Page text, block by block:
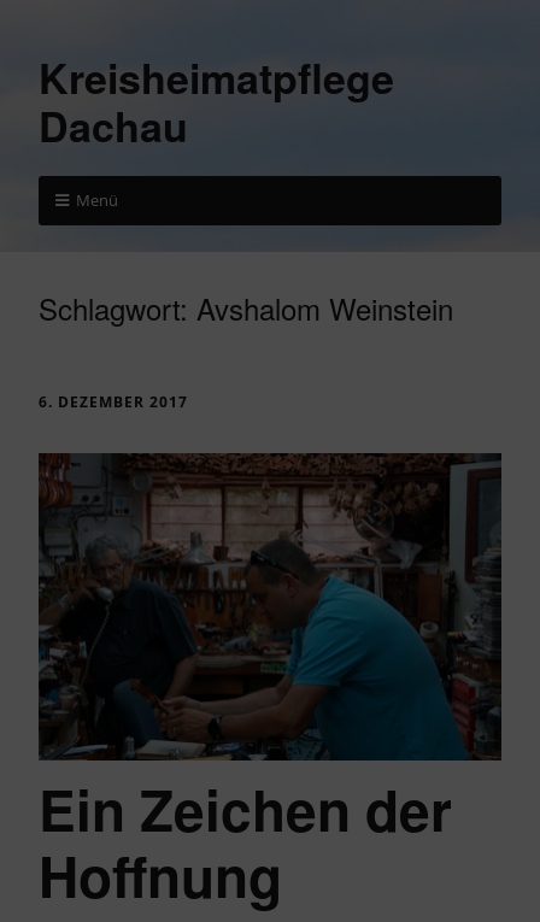
Kreisheimatpflege
Dachau
Menü
Schlagwort: Avshalom Weinstein
6. DEZEMBER 2017
Ein Zeichen der
Hoffnung